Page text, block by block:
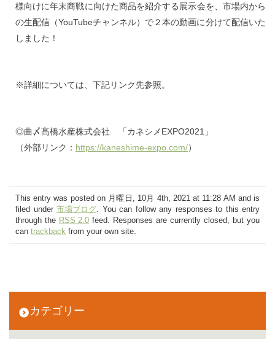
カテゴリー
様向けに年末商戦に向けた商品を紹介する展示会を、市場内から
の生配信（YouTubeチャンネル）で２本の動画に分けて配信いた
しました！
※詳細については、下記リンク先参照。
◎曲〆髙橋水産株式会社 「カネシメEXPO2021」
（外部リンク： https://kaneshime-expo.com/）
This entry was posted on 月曜日, 10月 4th, 2021 at 11:28 AM and is
filed under 市場ブログ. You can follow any responses to this entry
through the RSS 2.0 feed. Responses are currently closed, but you
can trackback from your own site.